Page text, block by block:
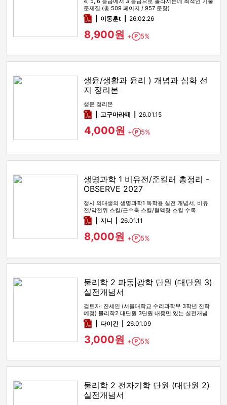
문제집 (총 509 페이지 / 957 문항)
pdf이동훈t 26.02.26
8,900원 + Point
5%
생윤/생활과 윤리 ) 개념과 심화 선
지 정리본
생윤 정리본
pdf고구마라떼 26.01.15
4,000원 + Point
5%
생명과학 1 비유전/준킬러 총정리 -
OBSERVE 2027
정시 의대생의 생명과학1 독학용 실전 개념서, 비유
전/막전위 스킬/근수축 스킬/혈액형 스킬 수록
pdf지니 26.01.11
8,000원 + Point
5%
물리학 2 파동|광학 단원 (대단원 3)
실전개념서
검토자: 진세인 (서울대학교 수리과학부 3학년 진학
예정) 물리학2 대단원 3단원 내용만 있는 실전개념
전자책입니다. 기본개…
pdf다이긴 26.01.09
3,000원 + Point
5%
물리학 2 전자기학 단원 (대단원 2)
실전개념서